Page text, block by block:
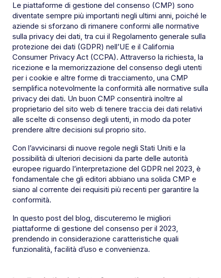
Le piattaforme di gestione del consenso (CMP) sono
diventate sempre più importanti negli ultimi anni, poiché le
aziende si sforzano di rimanere conformi alle normative
sulla privacy dei dati, tra cui il Regolamento generale sulla
protezione dei dati (GDPR) nell’UE e il California
Consumer Privacy Act (CCPA). Attraverso la richiesta, la
ricezione e la memorizzazione del consenso degli utenti
per i cookie e altre forme di tracciamento, una CMP
semplifica notevolmente la conformità alle normative sulla
privacy dei dati. Un buon CMP consentirà inoltre al
proprietario del sito web di tenere traccia dei dati relativi
alle scelte di consenso degli utenti, in modo da poter
prendere altre decisioni sul proprio sito.
Con l’avvicinarsi di nuove regole negli Stati Uniti e la
possibilità di ulteriori decisioni da parte delle autorità
europee riguardo l’interpretazione del GDPR nel 2023, è
fondamentale che gli editori abbiano una solida CMP e
siano al corrente dei requisiti più recenti per garantire la
conformità.
In questo post del blog, discuteremo le migliori
piattaforme di gestione del consenso per il 2023,
prendendo in considerazione caratteristiche quali
funzionalità, facilità d’uso e convenienza.